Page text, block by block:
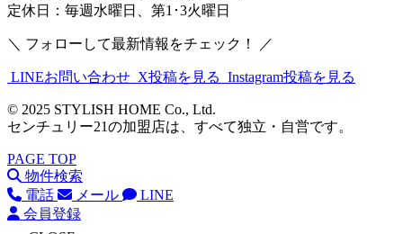
定休日：毎週水曜日、第1･3火曜日
＼ フォローして最新情報をチェック！ ／
LINEお問い合わせ X投稿を見る Instagram投稿を見る
© 2025 STYLISH HOME Co., Ltd.
センチュリー21の加盟店は、すべて独立・自営です。
PAGE TOP
物件検索
電話
メール
LINE
会員登録